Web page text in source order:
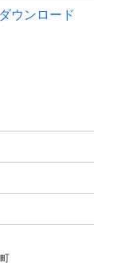
ダウンロード